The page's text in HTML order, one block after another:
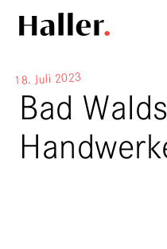
18. Juli 2023
Bad